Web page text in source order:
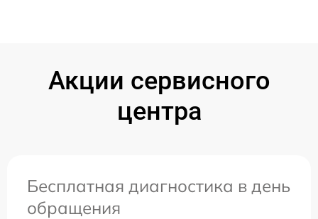
Акции сервисного
центра
Бесплатная диагностика в день
обращения